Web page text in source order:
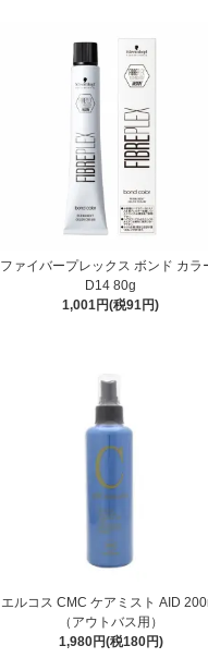
ファイバープレックス ボンド カラ
D14 80g
1,001円(税91円)
エルコス CMC ケアミスト AID
（アウトバス用）
1,980円(税180円)